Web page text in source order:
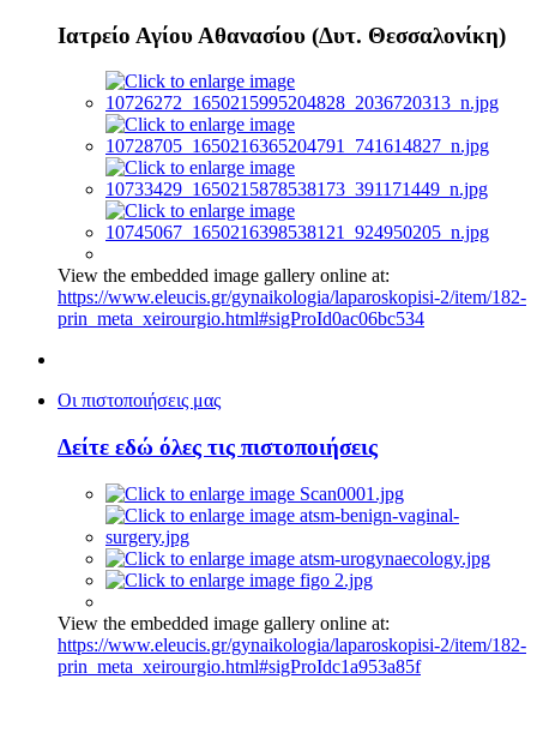
Ιατρείο Αγίου Αθανασίου (Δυτ. Θεσσαλονίκη)
View the embedded image gallery online at:
https://www.eleucis.gr/gynaikologia/laparoskopisi-2/item/182-
prin_meta_xeirourgio.html#sigProId0ac06bc534
Οι πιστοποιήσεις μας
Δείτε εδώ όλες τις πιστοποιήσεις
View the embedded image gallery online at:
https://www.eleucis.gr/gynaikologia/laparoskopisi-2/item/182-
prin_meta_xeirourgio.html#sigProIdc1a953a85f